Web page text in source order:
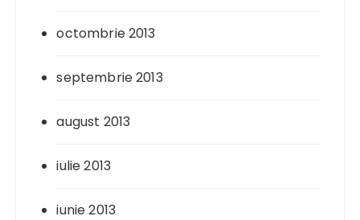
octombrie 2013
septembrie 2013
august 2013
iulie 2013
iunie 2013